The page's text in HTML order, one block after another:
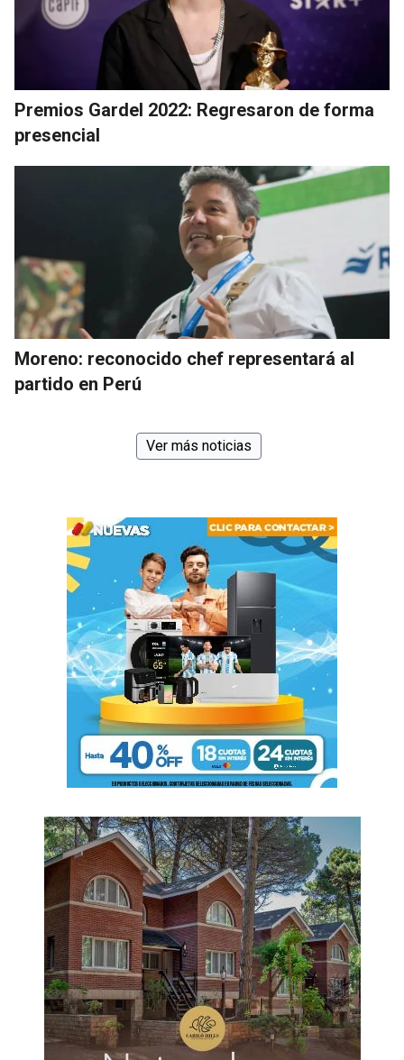
Premios Gardel 2022: Regresaron de forma
presencial
Moreno: reconocido chef representará al
partido en Perú
Ver más noticias